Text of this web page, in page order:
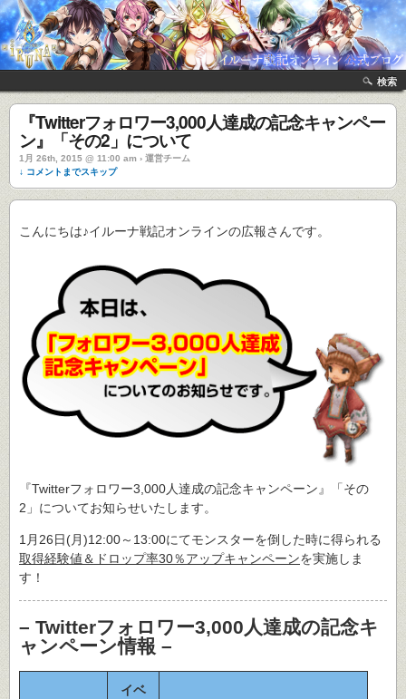
検索
『Twitterフォロワー3,000人達成の記念キャンペー
ン』「その2」について
1月 26th, 2015 @ 11:00 am › 運営チーム
↓ コメントまでスキップ
こんにちは♪イルーナ戦記オンラインの広報さんです。
『Twitterフォロワー3,000人達成の記念キャンペーン』「その
2」についてお知らせいたします。
1月26日(月)12:00～13:00にてモンスターを倒した時に得られる
取得経験値＆ドロップ率30％アップキャンペーンを実施しま
す！
– Twitterフォロワー3,000人達成の記念キ
ャンペーン情報 –
イベ